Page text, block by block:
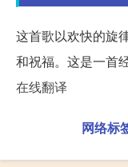
这首歌以欢快的旋
和祝福。这是一首
在线翻译
网络标